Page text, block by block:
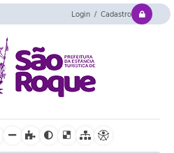
Login / Cadastro